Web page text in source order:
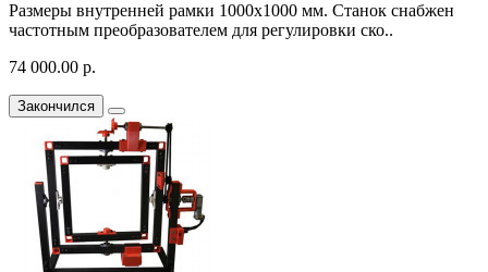
Размеры внутренней рамки 1000х1000 мм. Станок снабжен
частотным преобразователем для регулировки ско..
74 000.00 р.
Закончился